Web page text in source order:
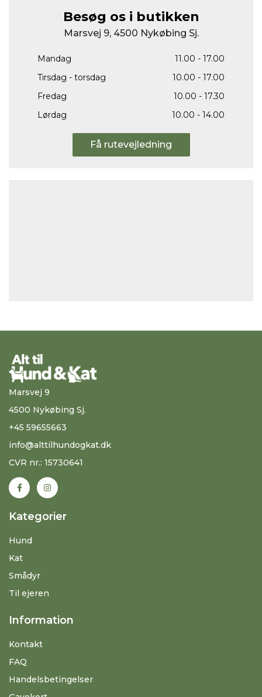
Besøg os i butikken
Marsvej 9, 4500 Nykøbing Sj.
Mandag
11.00 - 17.00
Tirsdag - torsdag
10.00 - 17.00
Fredag
10.00 - 17.30
Lørdag
10.00 - 14.00
Få rutevejledning
Marsvej 9
4500 Nykøbing Sj.
+45 59655663
info@alttilhundogkat.dk
CVR nr.: 15730641
Kategorier
Hund
Kat
Smådyr
Til ejeren
Information
Kontakt
FAQ
Handelsbetingelser